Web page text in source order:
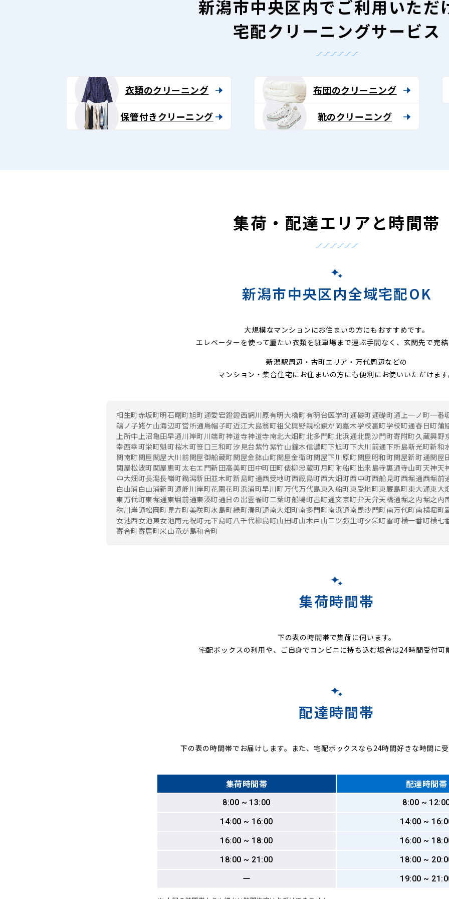
新潟市中央区内でご利用いただ
宅配クリーニングサービス
衣類のクリーニング
保管付きクリーニング
布団のクリーニング
靴のクリーニング
集荷・配達エリアと時間帯
新潟市中央区内全域宅配OK
大規模なマンションにお住まいの方にもおすすめです。
エレベーターを使って重たい衣類を駐車場まで運ぶ手間なく、玄関先で完
新潟駅周辺・古町エリア・万代周辺などの
マンション・集合住宅にお住まいの方にも便利にお使いいただけま
相生町赤坂町明石曙町旭町通愛宕鐙鐙西網川原有明大橋町有明台医学町通礎町通礎町通上一ノ町一番
鵜ノ子姥ケ山海辺町営所通烏帽子町近江大島翁町祖父興野親松鏡が岡嘉木学校裏町学校町通春日町蒲
上所中上沼亀田早通川岸町川端町神道寺神道寺南北大畑町北多門町北浜通北毘沙門町寄附町久蔵興野
幸西幸町栄町魁町桜木町笹口三和町汐見台紫竹紫竹山鐘木信濃町下旭町下大川前通下所島新光町新和
関南町関屋関屋大川前関屋御船蔵町関屋金鉢山町関屋金衛町関屋下川原町関屋昭和町関屋新町通関屋
関屋松波町関屋恵町太右エ門新田高美町田中町田町俵柳忠蔵町月町附船町出来島寺裏通寺山町天神天
中大畑町長潟長嶺町鍋潟新田並木町新島町通西受地町西厩島町西大畑町西中町西船見町西堀通西堀前
白山浦白山浦新町通艀川岸町花園花町浜浦町早川町万代万代島東入船町東受地町東厩島町東大通東大
東万代町東堀通東堀前通東湊町通日の出雲雀町二葉町船場町古町通文京町弁天弁天橋通堀之内堀之内
秣川岸通松岡町 見方町美咲町水島町緑町湊町通南大畑町南多門町南浜通南毘沙門町南万代町南横堀町
女池西女池東女池南元祝町元下島町八千代柳島町山田町山木戸山二ツ弥生町夕栄町雪町横一番町横七
寄合町寄居町米山竜が島和合町
集荷時間帯
下の表の時間帯で集荷に伺います。
宅配ボックスの利用や、ご自身でコンビニに持ち込む場合は24時間受付可
配達時間帯
下の表の時間帯でお届けします。また、宅配ボックスなら24時間好きな時間に
集荷時間帯 配達時間帯
8:00 ~ 13:00
8:00 ~
14:00 ~ 16:00
14:00 ~
16:00 ~ 18:00
16:00 ~
18:00 ~ 21:00
18:00 ~
ー
19:00 ~